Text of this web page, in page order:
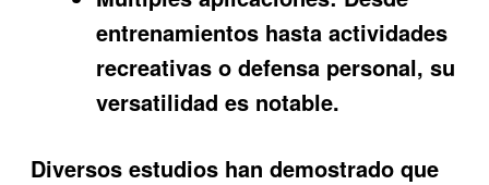
entrenamientos hasta actividades
recreativas o defensa personal, su
versatilidad es notable.
Diversos estudios han demostrado que